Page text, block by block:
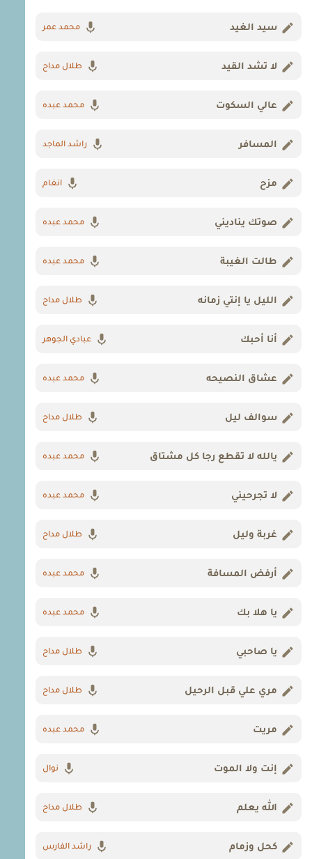
سيد الغيد محمد عمر
لا تشد القيد طلال مداح
عالي السكوت محمد عبده
المسافر راشد الماجد
مزح انغام
صوتك يناديني محمد عبده
طالت الغيبة محمد عبده
الليل يا إنتي زمانه طلال مداح
أنا أحبك عبادي الجوهر
عشاق النصيحه محمد عبده
سوالف ليل طلال مداح
يالله لا تقطع رجا كل مشتاق محمد عبده
لا تجرحيني محمد عبده
غربة وليل طلال مداح
أرفض المسافة محمد عبده
يا هلا بك محمد عبده
يا صاحبي طلال مداح
مري علي قبل الرحيل طلال مداح
مريت محمد عبده
إنت ولا الموت نوال
الله يعلم طلال مداح
كحل وزمام راشد الفارس